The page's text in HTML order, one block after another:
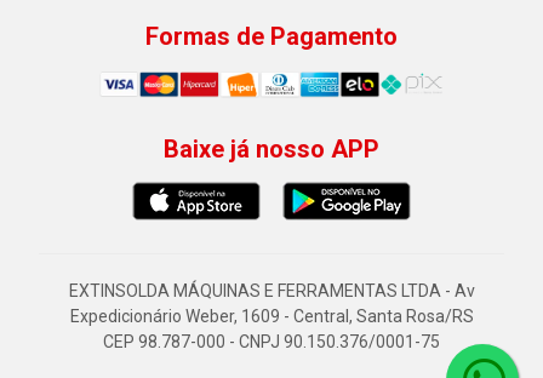
Formas de Pagamento
Baixe já nosso APP
EXTINSOLDA MÁQUINAS E FERRAMENTAS LTDA - Av
Expedicionário Weber, 1609 - Central, Santa Rosa/RS
CEP 98.787-000 - CNPJ 90.150.376/0001-75